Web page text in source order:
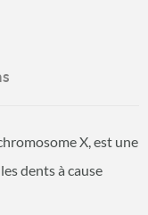
X, est une
dents à cause